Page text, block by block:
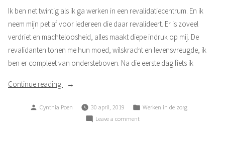
Ik ben net twintig als ik ga werken in een revalidatiecentrum. En ik
neem mijn pet af voor iedereen die daar revalideert. Er is zoveel
verdriet en machteloosheid, alles maakt diepe indruk op mij. De
revalidanten tonen me hun moed, wilskracht en levensvreugde, ik
ben er compleet van ondersteboven. Na die eerste dag fiets ik
Continue reading
“Diep
Posted
Cynthia Poen 30 april, 2019
Posted
Werken in de zorg
Leave a commenton